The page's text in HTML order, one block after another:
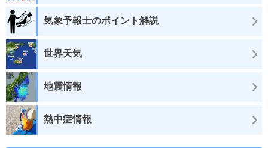
気象予報士のポイント解説
世界天気
地震情報
熱中症情報